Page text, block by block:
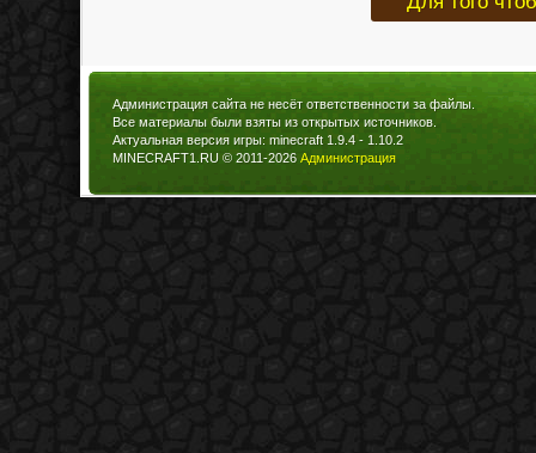
Администрация сайта не несёт ответственности за файлы.
Все материалы были взяты из открытых источников.
Актуальная версия игры: minecraft 1.9.4 - 1.10.2
MINECRAFT1.RU © 2011-2026 Администрация